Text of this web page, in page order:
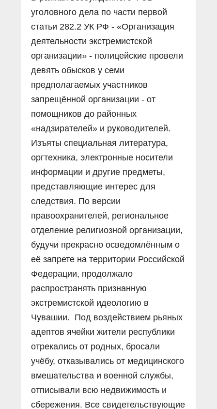
уголовного дела по части первой
статьи 282.2 УК РФ - «Организация
деятельности экстремистской
организации» - полицейские провели
девять обысков у семи
предполагаемых участников
запрещённой организации - от
помощников до районных
«надзирателей» и руководителей.
Изъяты специальная литература,
оргтехника, электронные носители
информации и другие предметы,
представляющие интерес для
следствия. По версии
правоохранителей, региональное
отделение религиозной организации,
будучи прекрасно осведомлённым о
её запрете на территории Российской
Федерации, продолжало
распространять признанную
экстремистской идеологию в
Чувашии. Под воздействием рьяных
адептов ячейки жители республики
отрекались от родных, бросали
учёбу, отказывались от медицинского
вмешательства и военной службы,
отписывали всю недвижимость и
сбережения. Все свидетельствующие